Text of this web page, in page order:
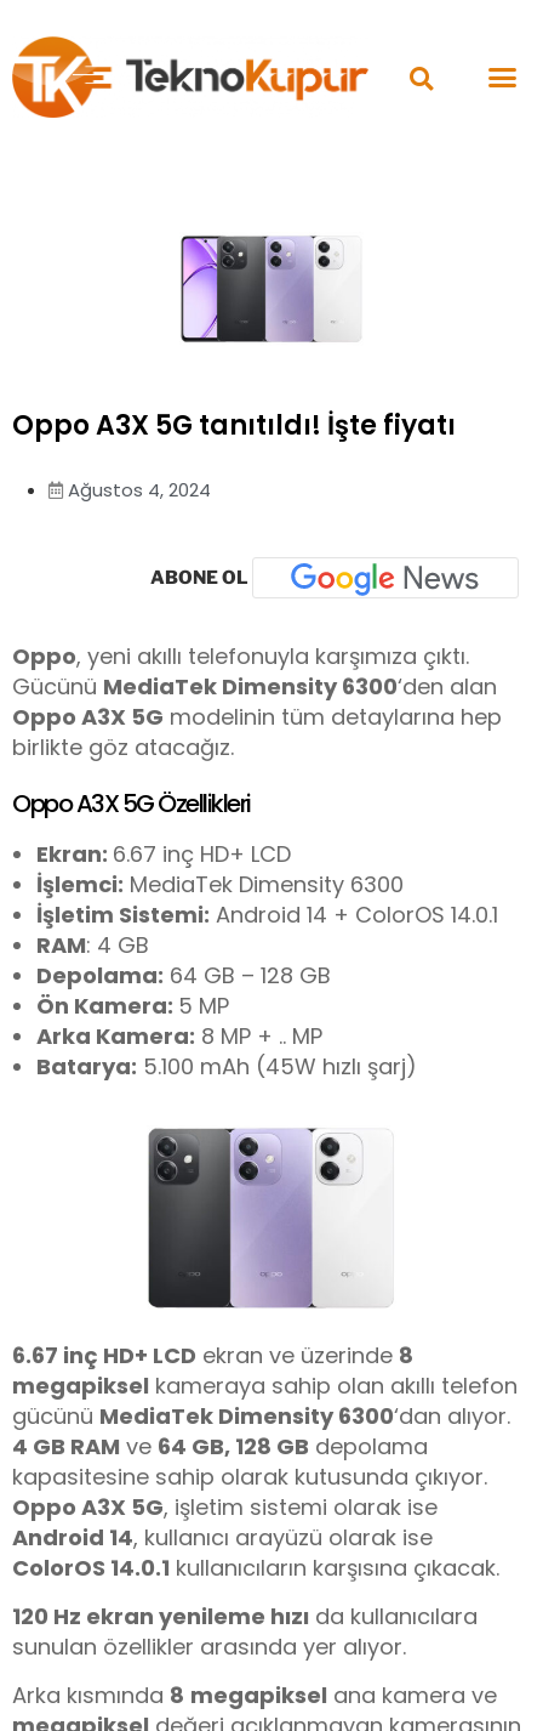
Oppo A3X 5G tanıtıldı! İşte fiyatı
Ağustos 4, 2024
ABONE OL
Oppo, yeni akıllı telefonuyla karşımıza çıktı.
Gücünü MediaTek Dimensity 6300‘den alan
Oppo A3X 5G modelinin tüm detaylarına hep
birlikte göz atacağız.
Oppo A3X 5G Özellikleri
Ekran: 6.67 inç HD+ LCD
İşlemci: MediaTek Dimensity 6300
İşletim Sistemi: Android 14 + ColorOS 14.0.1
RAM: 4 GB
Depolama: 64 GB – 128 GB
Ön Kamera: 5 MP
Arka Kamera: 8 MP + .. MP
Batarya: 5.100 mAh (45W hızlı şarj)
6.67 inç HD+ LCD ekran ve üzerinde 8
megapiksel kameraya sahip olan akıllı telefon
gücünü MediaTek Dimensity 6300‘dan alıyor.
4 GB RAM ve 64 GB, 128 GB depolama
kapasitesine sahip olarak kutusunda çıkıyor.
Oppo A3X 5G, işletim sistemi olarak ise
Android 14, kullanıcı arayüzü olarak ise
ColorOS 14.0.1 kullanıcıların karşısına çıkacak.
120 Hz ekran yenileme hızı da kullanıcılara
sunulan özellikler arasında yer alıyor.
Arka kısmında 8 megapiksel ana kamera ve